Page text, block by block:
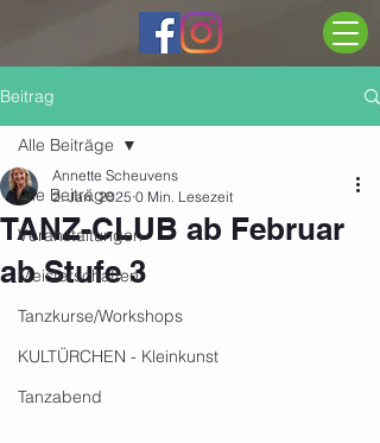
Beitrag
Alle Beiträge
Veranstaltungen
Meisterschaften
Tanzkurse/Workshops
KULTÜRCHEN - Kleinkunst
Tanzabend
Alle Beiträge
TANZ-CLUB ab Februar
ab Stufe 3
Annette Scheuvens
2. Jan. 2025 0 Min. Lesezeit